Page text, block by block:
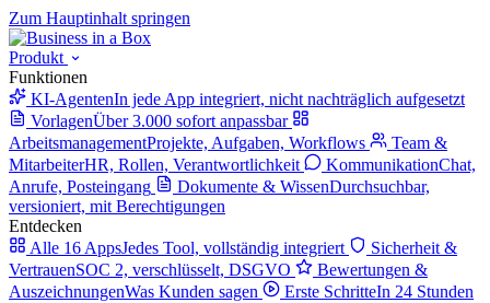
Zum Hauptinhalt springen
Produkt
Funktionen
KI-AgentenIn jede App integriert, nicht nachträglich aufgesetzt
VorlagenÜber 3.000 sofort anpassbar
ArbeitsmanagementProjekte, Aufgaben, Workflows
Team &
MitarbeiterHR, Rollen, Verantwortlichkeit KommunikationChat,
Anrufe, Posteingang
Dokumente & WissenDurchsuchbar,
versioniert, mit Berechtigungen
Entdecken
Alle 16 AppsJedes Tool, vollständig integriert
Sicherheit &
VertrauenSOC 2, verschlüsselt, DSGVO
Bewertungen &
AuszeichnungenWas Kunden sagen Erste SchritteIn 24 Stunden